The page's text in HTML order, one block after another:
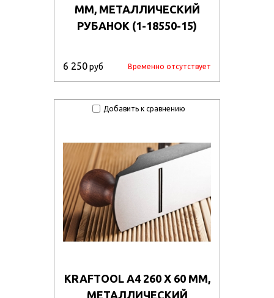
ММ, МЕТАЛЛИЧЕСКИЙ
РУБАНОК (1-18550-15)
6 250руб Временно отсутствует
Добавить к сравнению
KRAFTOOL А4 260 X 60 ММ,
МЕТАЛЛИЧЕСКИЙ